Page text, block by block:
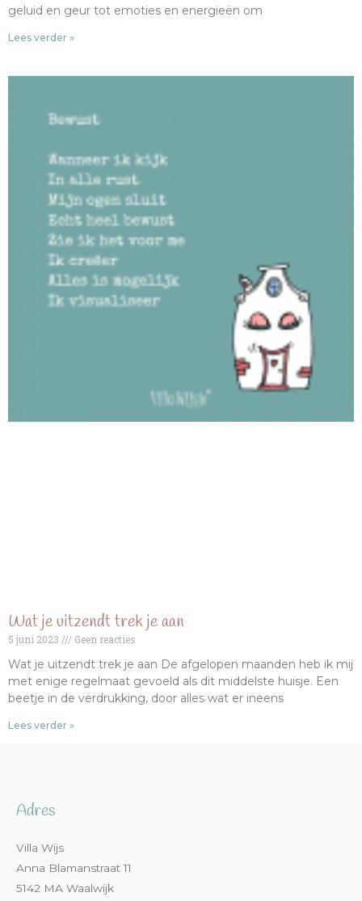
geluid en geur tot emoties en energieën om
Lees verder »
Wat je uitzendt trek je aan
5 juni 2023 Geen reacties
Wat je uitzendt trek je aan De afgelopen maanden heb ik mij
met enige regelmaat gevoeld als dit middelste huisje. Een
beetje in de verdrukking, door alles wat er ineens
Lees verder »
Adres
Villa Wijs
Anna Blamanstraat 11
5142 MA Waalwijk